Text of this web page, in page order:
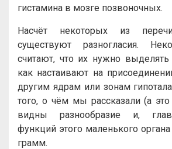
гистамина в мозге позвоночных.
Насчёт некоторых из
существуют разногласия.
считают, что их нужно выделять
как настаивают на
другим ядрам или зонам
того, о чём мы рассказали (а
видны разнообразие и,
функций этого маленького
грамм.